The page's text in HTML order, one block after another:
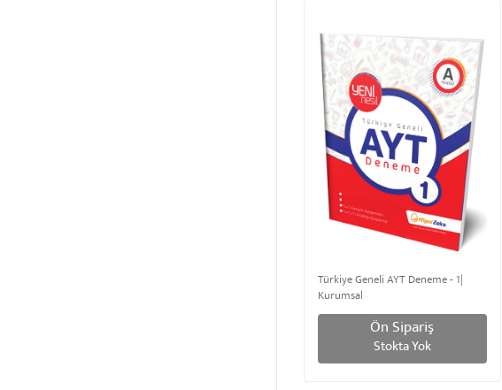
Türkiye Geneli AYT Deneme - 1|
Kurumsal
Ön Sipariş
Stokta Yok